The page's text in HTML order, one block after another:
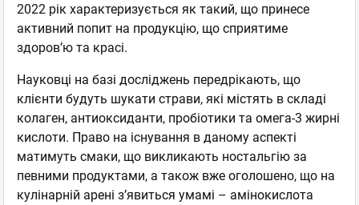
2022 рік характеризується як такий, що принесе
активний попит на продукцію, що сприятиме
здоров’ю та красі.
Науковці на базі досліджень передрікають, що
клієнти будуть шукати страви, які містять в складі
колаген, антиоксиданти, пробіотики та омега-3 жирні
кислоти. Право на існування в даному аспекті
матимуть смаки, що викликають ностальгію за
певними продуктами, а також вже оголошено, що на
кулінарній арені з’явиться умамі – амінокислота